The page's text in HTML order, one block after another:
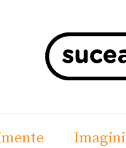
Imagini